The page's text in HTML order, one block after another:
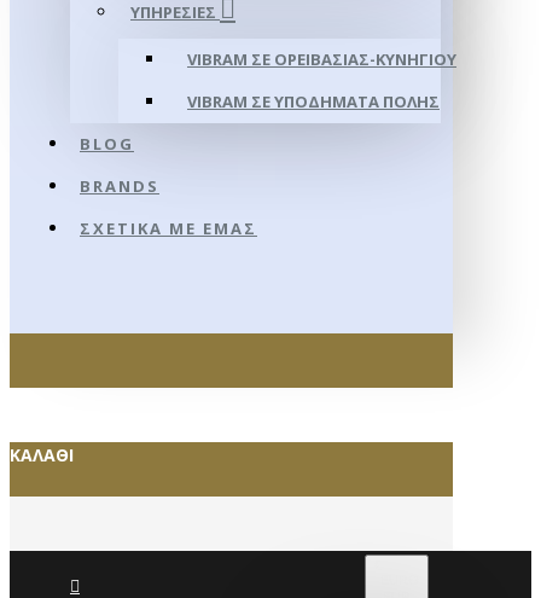
ΥΠΗΡΕΣΊΕΣ
VIBRAM ΣΕ ΟΡΕΙΒΑΣΊΑΣ-ΚΥΝΗΓΊΟΥ
VIBRAM ΣΕ ΥΠΟΔΉΜΑΤΑ ΠΌΛΗΣ
BLOG
BRANDS
ΣΧΕΤΙΚΆ ΜΕ ΕΜΆΣ
ΚΑΛΆΘΙ